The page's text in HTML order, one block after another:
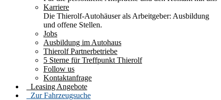
Karriere
Die Thierolf-Autohäuser als Arbeitgeber: Ausbildung
und offene Stellen.
Jobs
Ausbildung im Autohaus
Thierolf Partnerbetriebe
5 Sterne für Treffpunkt Thierolf
Follow us
Kontaktanfrage
Leasing Angebote
Zur Fahrzeugsuche